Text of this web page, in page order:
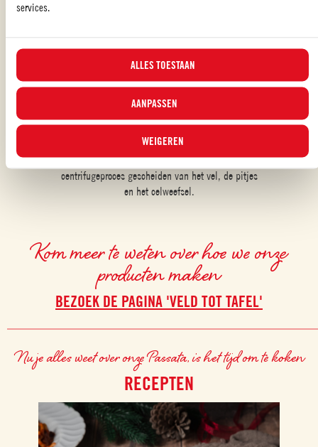
services.
ALLES TOESTAAN
AANPASSEN
WEIGEREN
Na de selectiefase worden de beste tomaten geplet
en opgewarmd tot een temperatuur van meer dan
90 °C. Het sap wordt door middel van een
centrifugeproces gescheiden van het vel, de pitjes
en het celweefsel.
Kom meer te weten over hoe we onze
producten maken
BEZOEK DE PAGINA 'VELD TOT TAFEL'
Nu je alles weet over onze Passata, is het tijd om te koken
RECEPTEN